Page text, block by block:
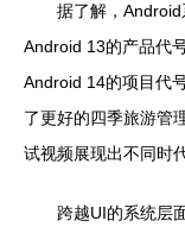
据了解，
Android 13的产品代
Android 14的项目代
了更好的四季旅游管
试视频展现出不同时
跨越UI的系统层